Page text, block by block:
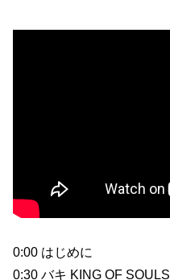
0:00 はじめに
0:30 バキ KING OF SOULS